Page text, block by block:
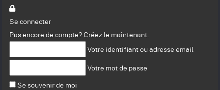
Se connecter
Pas encore de compte? Créez le maintenant.
Votre identifiant ou adresse email
Votre mot de passe
Se souvenir de moi